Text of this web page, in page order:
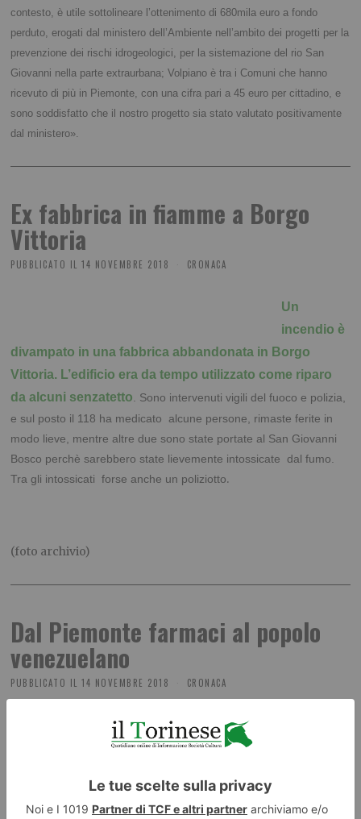
contesto, è utile sottolineare l’ottenimento di 680mila euro a fondo
perduto, erogati dal ministero dell’Ambiente nell’ambito dei progetti per la
prevenzione dei rischi idrogeologici, per la sistemazione del rio San
Giovanni nella parte extraurbana; Volpiano è tra i Comuni che hanno
ricevuto di più in Piemonte, con una cifra pari a 45 euro per cittadino, e
sono soddisfatto che il nostro progetto sia stato valutato positivamente
dal ministero».
Ex fabbrica in fiamme a Borgo
Vittoria
PUBBLICATO IL 14 NOVEMBRE 2018 CRONACA
Un
incendio è
divampato in una fabbrica abbandonata in Borgo
Vittoria. L’edificio era da tempo utilizzato come riparo
da alcuni senzatetto . Sono intervenuti vigili del fuoco e polizia,
e sul posto il 118 ha medicato alcune persone, rimaste ferite in
modo lieve, mentre altre due sono state portate al San Giovanni
Bosco perchè sarebbero state lievemente intossicate dal fumo.
Tra gli intossicati forse anche un poliziotto.
(foto archivio)
Dal Piemonte farmaci al popolo
venezuelano
PUBBLICATO IL 14 NOVEMBRE 2018 CRONACA
Il Piemonte raccoglierà soldi e medicine per aiutare il
popolo venezuelano. Parte la campagna di
Venezuela: il crepuscolo di un Paese” a cura
del Comitato diritti umani del Consiglio regionale e delle